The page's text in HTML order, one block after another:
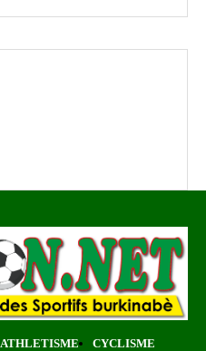
ATHLETISME
CYCLISME